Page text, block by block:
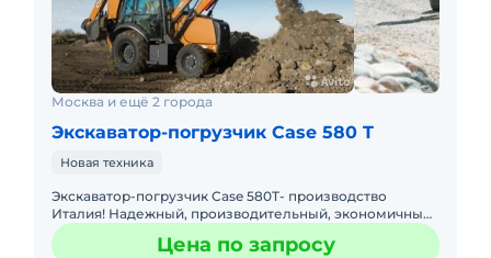
Москва и ещё 2 города
Экскаватор-погрузчик Case 580 T
Новая техника
Экскаватор-погрузчик Case 580T- производство
Италия! Надежный, производительный, экономичный!
По ряду технических характеристик превосходит JCB
3CX SUPER Габ
Цена по запросу